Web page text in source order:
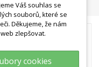
R10007Váš souhlas se
souborů, které se
Děkujeme, že nám
zlepšovat.
cookies